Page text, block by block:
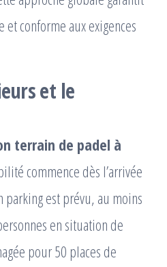
conforme aux exigences
et le
terrain de padel à
commence dès l’arrivée
est prévu, au moins
en situation de
pour 50 places de